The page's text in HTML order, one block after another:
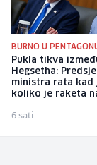
BURNO U
Pukla tikva
Hegsetha:
ministra rata kad
koliko je raketa
6 sati